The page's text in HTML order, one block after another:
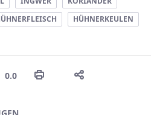
HÜHNERKEULEN
0.0Die durchschnittliche